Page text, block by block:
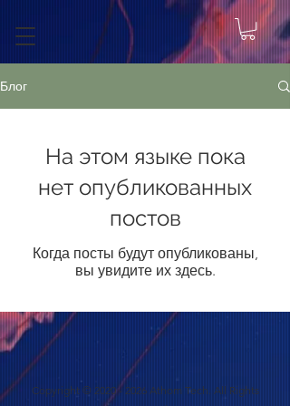
Блог
На этом языке пока
нет опубликованных
постов
Когда посты будут опубликованы,
вы увидите их здесь.
Copyright © 2020 - 2026Athom Tech. All Rights